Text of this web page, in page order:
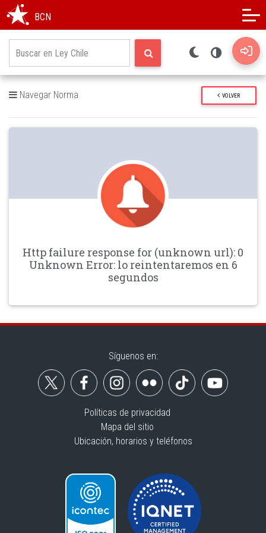
BCN
Navegar Norma VOLVER
Http failure response for (unknown url): 0
Unknown Error: lo reintentaremos en 6
segundos
Síguenos en:
Políticas de privacidad
Mapa del sitio
Ubicación, horarios y teléfonos